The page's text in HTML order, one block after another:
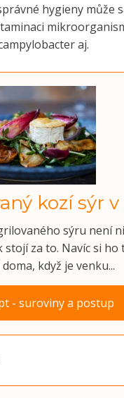
hygieny může
aj.
kozí sýr
sýru není
stojí za to. Navíc si
když je venku...
- suroviny a postup